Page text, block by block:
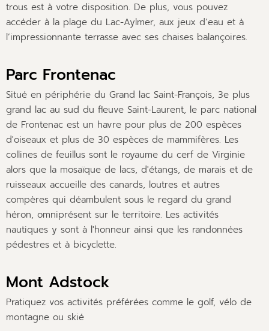
trous est à votre disposition. De plus, vous pouvez
accéder à la plage du Lac-Aylmer, aux jeux d’eau et à
l’impressionnante terrasse avec ses chaises balançoires.
Parc Frontenac
Situé en périphérie du Grand lac Saint-François, 3e plus
grand lac au sud du fleuve Saint-Laurent, le parc national
de Frontenac est un havre pour plus de 200 espèces
d'oiseaux et plus de 30 espèces de mammifères. Les
collines de feuillus sont le royaume du cerf de Virginie
alors que la mosaïque de lacs, d'étangs, de marais et de
ruisseaux accueille des canards, loutres et autres
compères qui déambulent sous le regard du grand
héron, omniprésent sur le territoire. Les activités
nautiques y sont à l'honneur ainsi que les randonnées
pédestres et à bicyclette.
Mont Adstock
Pratiquez vos activités préférées comme le golf, vélo de
montagne ou skié